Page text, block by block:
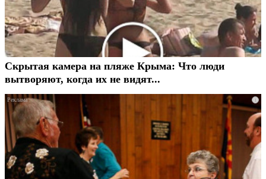
Скрытая камера на пляже Крыма: Что люди
вытворяют, когда их не видят...
i